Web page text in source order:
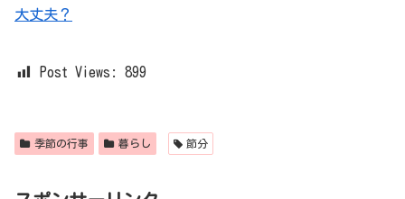
大丈夫？
Post Views: 899
季節の行事 暮らし 節分